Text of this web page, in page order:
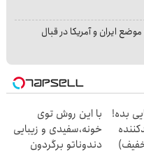
ایران و آمریکا در قبال
بده!
با این روش توی
خونه،سفیدی و زیبایی
دندوناتو برگردون